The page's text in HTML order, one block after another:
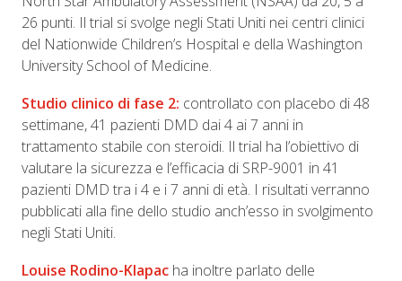
26 punti. Il trial si svolge negli Stati Uniti nei centri clinici
del Nationwide Children’s Hospital e della Washington
University School of Medicine.
Studio clinico di fase 2: controllato con placebo di 48
settimane, 41 pazienti DMD dai 4 ai 7 anni in
trattamento stabile con steroidi. Il trial ha l’obiettivo di
valutare la sicurezza e l’efficacia di SRP-9001 in 41
pazienti DMD tra i 4 e i 7 anni di età. I risultati verranno
pubblicati alla fine dello studio anch’esso in svolgimento
negli Stati Uniti.
Louise Rodino-Klapac ha inoltre parlato delle